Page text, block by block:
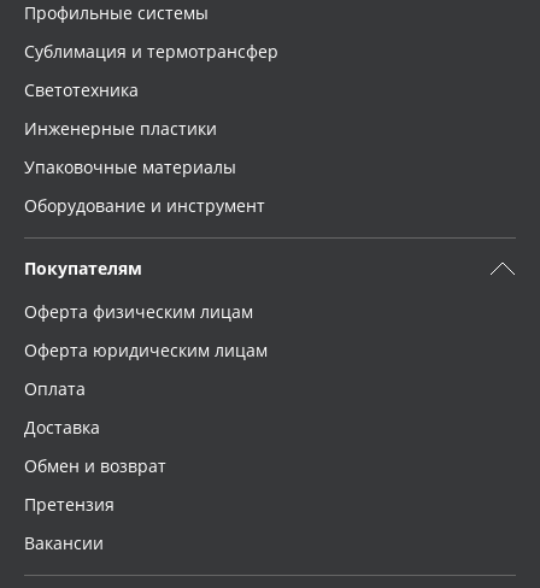
Профильные системы
Сублимация и термотрансфер
Светотехника
Инженерные пластики
Упаковочные материалы
Оборудование и инструмент
Покупателям
Оферта физическим лицам
Оферта юридическим лицам
Оплата
Доставка
Обмен и возврат
Претензия
Вакансии